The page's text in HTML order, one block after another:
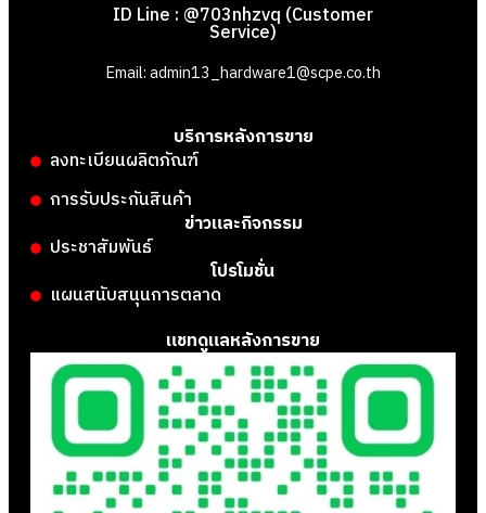
ID Line : @703nhzvq (Customer
Service)
Email: admin13_hardware1@scpe.co.th
บริการหลังการขาย
ลงทะเบียนผลิตภัณฑ์
การรับประกันสินค้า
ข่าวและกิจกรรม
ประชาสัมพันธ์
โปรโมชั่น
แผนสนับสนุนการตลาด
แชทดูแลหลังการขาย